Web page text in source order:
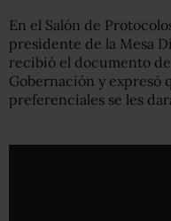
En el Salón de
presidente de la Mesa
recibió el documento
Gobernación y expresó
preferenciales se les